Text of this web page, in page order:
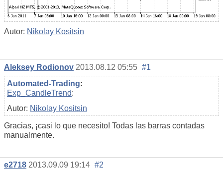
Autor: Nikolay Kositsin
Aleksey Rodionov 2013.08.12 05:55 #1
Automated-Trading:
Exp_CandleTrend:
Autor: Nikolay Kositsin
Gracias, ¡casi lo que necesito! Todas las barras contadas
manualmente.
e2718 2013.09.09 19:14 #2